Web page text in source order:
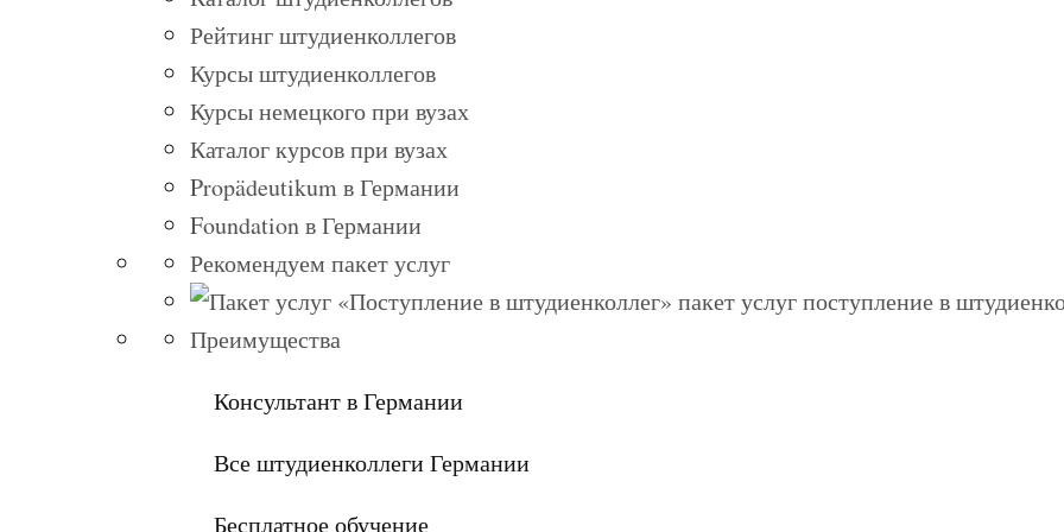
Рейтинг штудиенколлегов
Курсы штудиенколлегов
Курсы немецкого при вузах
Каталог курсов при вузах
Propädeutikum в Германии
Foundation в Германии
Рекомендуем пакет услуг
Преимущества
Консультант в Германии
Все штудиенколлеги Германии
Бесплатное обучение